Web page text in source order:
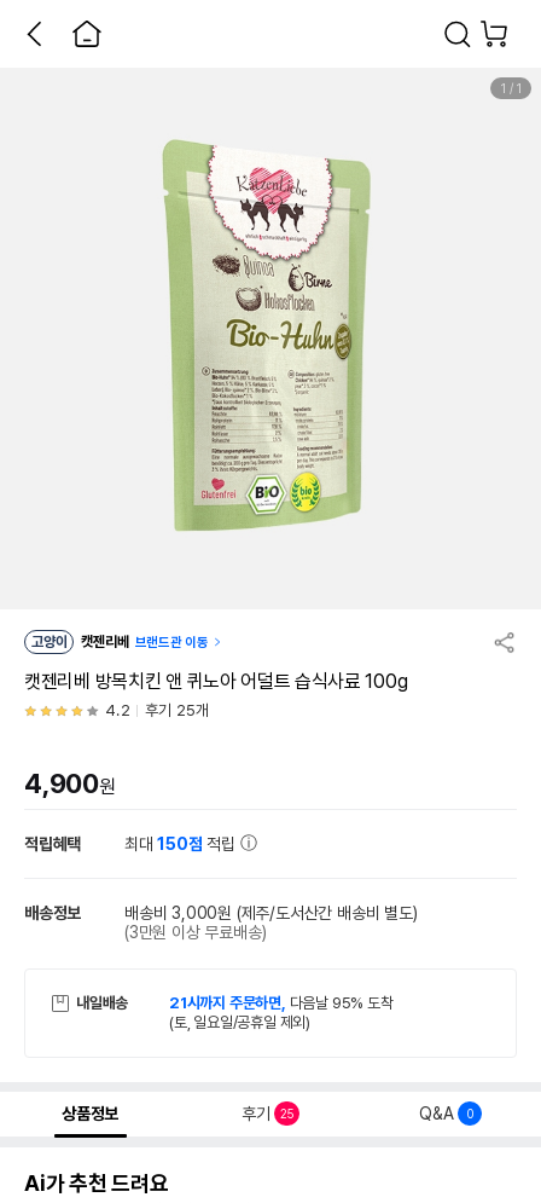
1 / 1
고양이 캣젠리베 브랜드관 이동
캣젠리베 방목치킨 앤 퀴노아 어덜트 습식사료 100g
4.2 후기 25개
4,900원
적립혜택 최대150점 적립
배송정보 배송비 3,000원 (제주/도서산간 배송비 별도)
(3만원 이상 무료배송)
내일배송 21시까지 주문하면, 다음날 95% 도착
(토, 일요일/공휴일 제외)
상품정보 후기 25 Q&A 0
Ai가 추천 드려요